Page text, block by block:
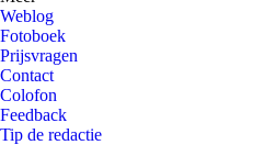
Weblog
Fotoboek
Prijsvragen
Contact
Colofon
Feedback
Tip de redactie